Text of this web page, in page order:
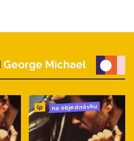
George Michael
lp na objednávku